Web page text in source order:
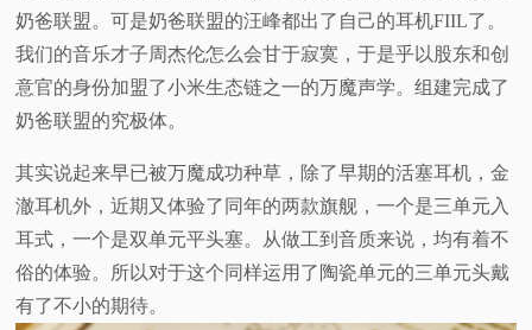
验
专
题
奶爸联盟。可是奶爸联盟的汪峰都出了自己的耳机FIIL了。
我们的音乐才子周杰伦怎么会甘于寂寞，于是乎以股东和创
意官的身份加盟了小米生态链之一的万魔声学。组建完成了
奶爸联盟的究极体。
其实说起来早已被万魔成功种草，除了早期的活塞耳机，金
澈耳机外，近期又体验了同年的两款旗舰，一个是三单元入
耳式，一个是双单元平头塞。从做工到音质来说，均有着不
俗的体验。所以对于这个同样运用了陶瓷单元的三单元头戴
有了不小的期待。